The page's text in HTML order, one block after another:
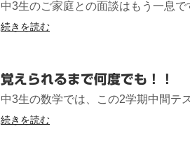
中3生のご家庭との面談はもう一息
続きを読む
覚えられるまで何度でも！！
中3生の数学では、この2学期中間テ
続きを読む